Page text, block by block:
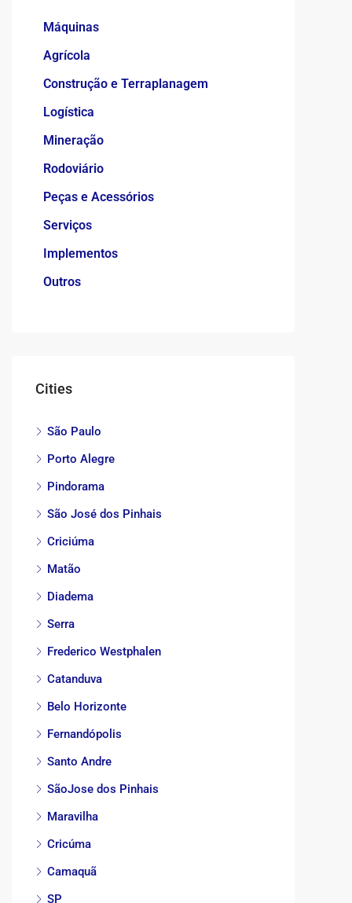
Máquinas
Agrícola
Construção e Terraplanagem
Logística
Mineração
Rodoviário
Peças e Acessórios
Serviços
Implementos
Outros
Cities
São Paulo
Porto Alegre
Pindorama
São José dos Pinhais
Criciúma
Matão
Diadema
Serra
Frederico Westphalen
Catanduva
Belo Horizonte
Fernandópolis
Santo Andre
SãoJose dos Pinhais
Maravilha
Cricúma
Camaquã
SP